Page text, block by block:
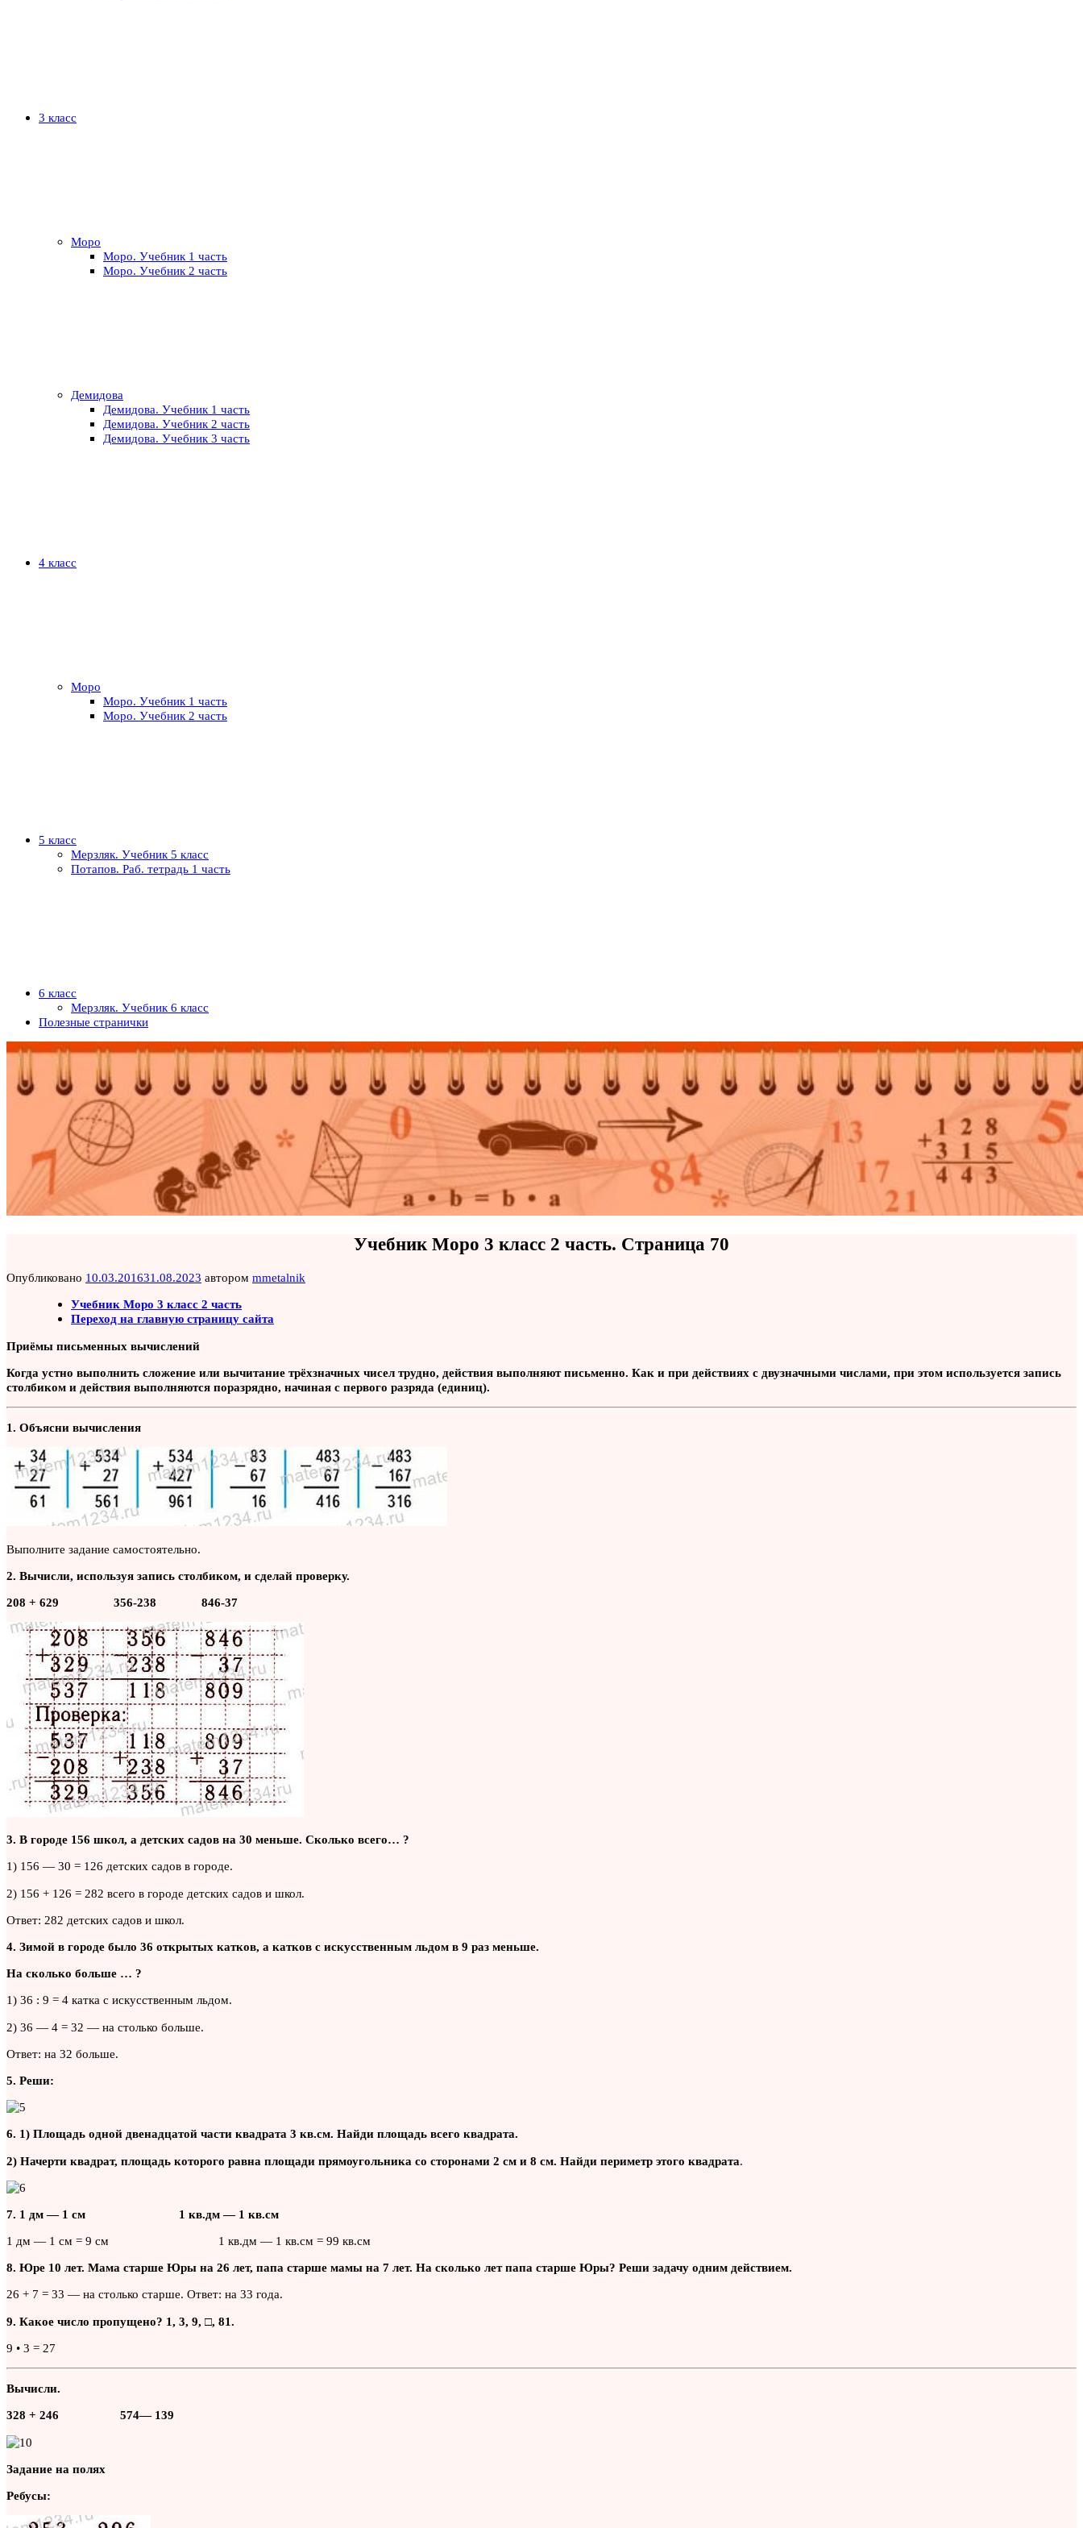
3 класс
Моро
Моро. Учебник 1 часть
Моро. Учебник 2 часть
Демидова
Демидова. Учебник 1 часть
Демидова. Учебник 2 часть
Демидова. Учебник 3 часть
4 класс
Моро
Моро. Учебник 1 часть
Моро. Учебник 2 часть
5 класс
Мерзляк. Учебник 5 класс
Потапов. Раб. тетрадь 1 часть
6 класс
Мерзляк. Учебник 6 класс
Полезные странички
Учебник Моро 3 класс 2 часть. Страница 70
Опубликовано 10.03.201631.08.2023 автором mmetalnik
Учебник Моро 3 класс 2 часть
Переход на главную страницу сайта
Приёмы письменных вычислений
Когда устно выполнить сложение или вычитание трёхзначных чисел трудно, действия выполняют письменно. Как и при действиях с двузначными числами, при этом используется запись
столбиком и действия выполняются поразрядно, начиная с первого разряда (единиц).
1. Объясни вычисления
Выполните задание самостоятельно.
2. Вычисли, используя запись столбиком, и сделай проверку.
208 + 629 356-238 846-37
3. В городе 156 школ, а детских садов на 30 меньше. Сколько всего… ?
1) 156 — 30 = 126 детских садов в городе.
2) 156 + 126 = 282 всего в городе детских садов и школ.
Ответ: 282 детских садов и школ.
4. Зимой в городе было 36 открытых катков, а катков с искусственным льдом в 9 раз меньше.
На сколько больше … ?
1) 36 : 9 = 4 катка с искусственным льдом.
2) 36 — 4 = 32 — на столько больше.
Ответ: на 32 больше.
5. Реши:
6. 1) Площадь одной двенадцатой части квадрата 3 кв.см. Найди площадь всего квадрата.
2) Начерти квадрат, площадь которого равна площади прямоугольника со сторонами 2 см и 8 см. Найди периметр этого квадрата.
7. 1 дм — 1 см 1 кв.дм — 1 кв.см
1 дм — 1 см = 9 см 1 кв.дм — 1 кв.см = 99 кв.см
8. Юре 10 лет. Мама старше Юры на 26 лет, папа старше мамы на 7 лет. На сколько лет папа старше Юры? Реши задачу одним действием.
26 + 7 = 33 — на столько старше. Ответ: на 33 года.
9. Какое число пропущено? 1, 3, 9, □, 81.
9 • 3 = 27
Вычисли.
328 + 246 574— 139
Задание на полях
Ребусы: